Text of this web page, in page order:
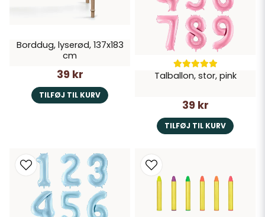
Borddug, lyserød, 137x183
cm
39 kr
TILFØJ TIL KURV
Talballon, stor, pink
39 kr
TILFØJ TIL KURV